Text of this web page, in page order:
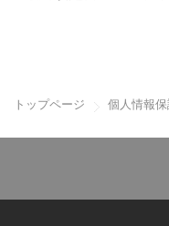
トップページ 個人情報